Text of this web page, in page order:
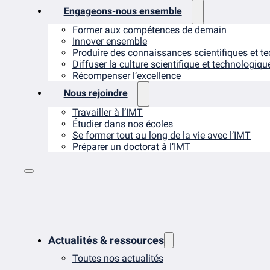
Engageons-nous ensemble
Former aux compétences de demain
Innover ensemble
Produire des connaissances scientifiques et
Diffuser la culture scientifique et
Récompenser l’excellence
Nous rejoindre
Travailler à l’IMT
Étudier dans nos écoles
Se former tout au long de la vie avec l’IMT
Préparer un doctorat à l’IMT
Actualités & ressources
Toutes nos actualités